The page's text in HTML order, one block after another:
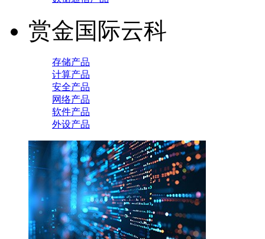
赏金国际云科
存储产品
计算产品
安全产品
网络产品
软件产品
外设产品